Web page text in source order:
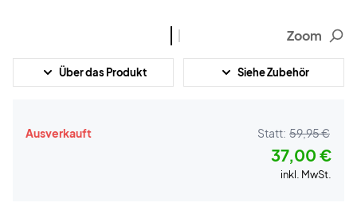
Zoom
Über das Produkt Siehe Zubehör
Ausverkauft Statt: 59,95 €
37,00 €
inkl. MwSt.